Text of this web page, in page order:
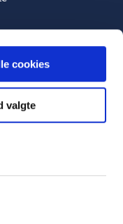
cookies
valgte